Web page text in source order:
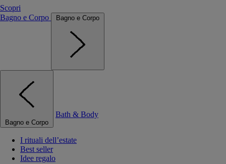
Scopri
Bagno e Corpo
Bagno e Corpo
Bagno e Corpo
Bath & Body
I rituali dell’estate
Best seller
Idee regalo